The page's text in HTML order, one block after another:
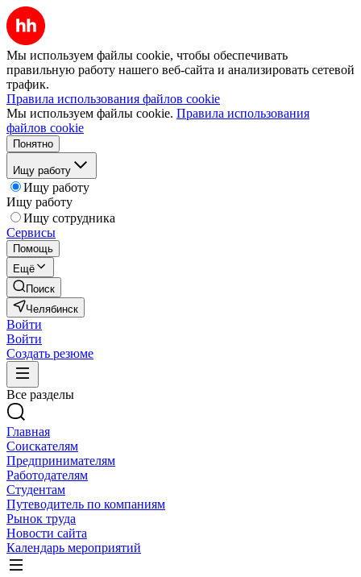
Мы используем файлы cookie, чтобы обеспечивать
правильную работу нашего веб-сайта и анализировать сетевой
трафик.
Правила использования файлов cookie
Мы используем файлы cookie. Правила использования
файлов cookie
Понятно
Ищу работу
Ищу работу
Ищу работу
Ищу сотрудника
Сервисы
Помощь
Ещё
Поиск
Челябинск
Войти
Войти
Создать резюме
Все разделы
Главная
Соискателям
Предпринимателям
Работодателям
Студентам
Путеводитель по компаниям
Рынок труда
Новости сайта
Календарь мероприятий